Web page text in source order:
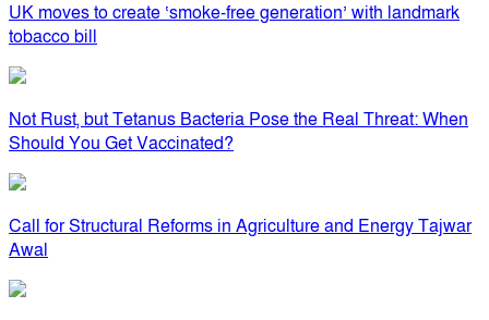
UK moves to create ‘smoke-free generation’ with landmark
tobacco bill
Not Rust, but Tetanus Bacteria Pose the Real Threat: When
Should You Get Vaccinated?
Call for Structural Reforms in Agriculture and Energy Tajwar
Awal